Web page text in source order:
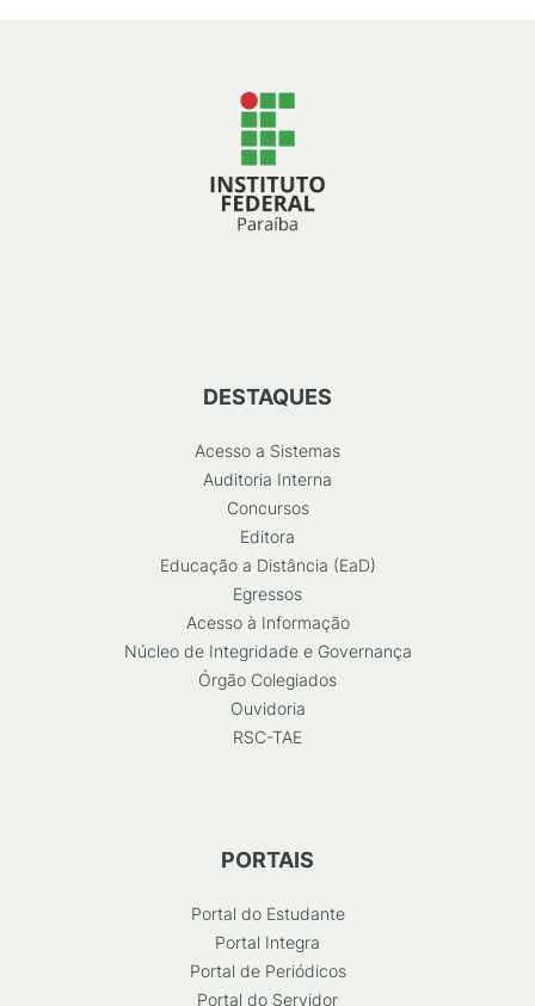
DESTAQUES
Acesso a Sistemas
Auditoria Interna
Concursos
Editora
Educação a Distância (EaD)
Egressos
Acesso à Informação
Núcleo de Integridade e Governança
Órgão Colegiados
Ouvidoria
RSC-TAE
PORTAIS
Portal do Estudante
Portal Integra
Portal de Periódicos
Portal do Servidor